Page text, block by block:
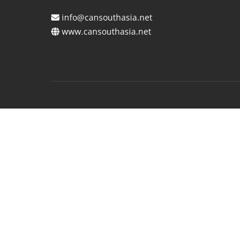
info@cansouthasia.net
www.cansouthasia.net